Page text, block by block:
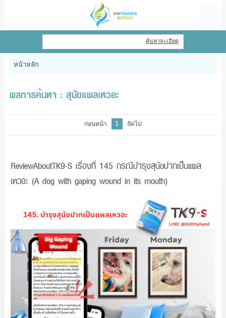
ไทย | English
หน้าหลัก
แจ้งชำระเงิน
ค้นหาละเอียด
หน้าหลัก
ผลการค้นหา : สุนัขแผลเหวอะ
ก่อนหน้า 1 ถัดไป
ReviewAboutTK9-S เรื่องที่ 145 กรณีบำรุงสุนัขปากเป็นแผล
เหวอะ (A dog with gaping wound in its mouth)